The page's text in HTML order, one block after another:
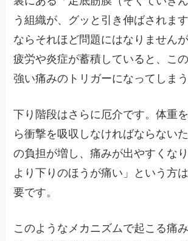
う組織が、グッと引き伸ばされま
ならそれほど問題にはなりません
疲労や炎症が蓄積していると、こ
強い痛みのトリガーになってしまう
下り階段はさらに厄介です。体重
ら衝撃を吸収しなければならない
の負担が増し、痛みが出やすくな
より下りのほうが痛い」という方
要です。
このようなメカニズムで起こる痛